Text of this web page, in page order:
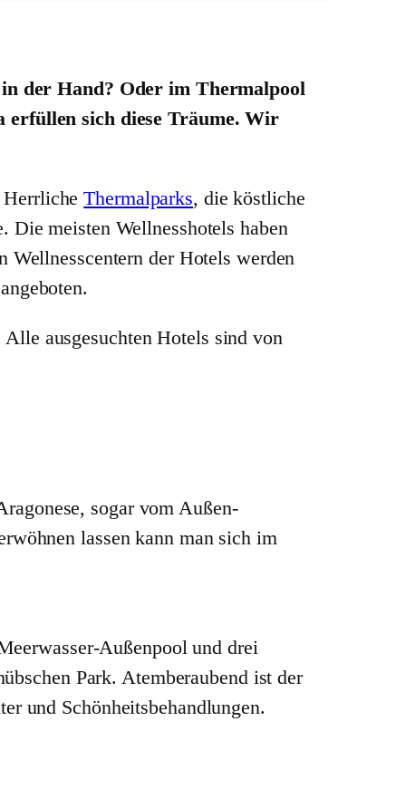
der Hand? Oder im Thermalpool
erfüllen sich diese Träume. Wir
HerrlicheThermalparks, die köstliche
Die meisten Wellnesshotels haben
Wellnesscentern der Hotels werden
ausgesuchten Hotels sind von
sogar vom Außen-
lassen kann man sich im
Außenpool und drei
Park. Atemberaubend ist der
und Schönheitsbehandlungen.